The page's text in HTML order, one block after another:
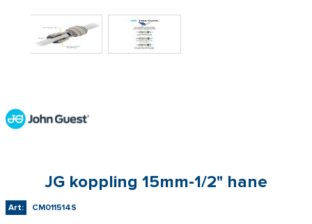
JG koppling 15mm-1/2" hane
Art: CM011514S